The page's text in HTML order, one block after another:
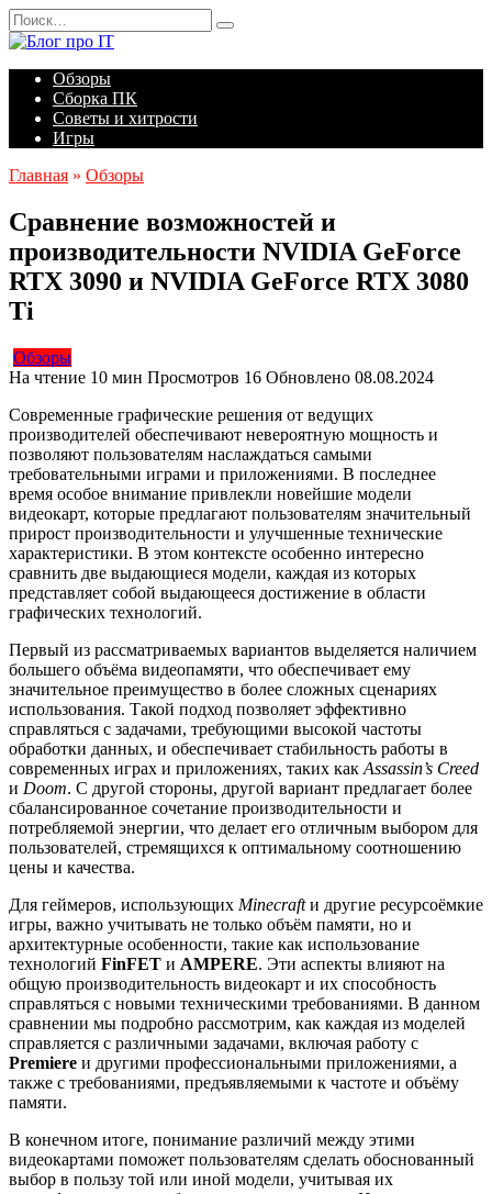
Перейти
к
содержанию
Search
for:
Обзоры
Сборка ПК
Советы и хитрости
Игры
Главная » Обзоры
Сравнение возможностей и
производительности NVIDIA GeForce
RTX 3090 и NVIDIA GeForce RTX 3080
Ti
Обзоры
На чтение 10 мин Просмотров 16 Обновлено 08.08.2024
Современные графические решения от ведущих
производителей обеспечивают невероятную мощность и
позволяют пользователям наслаждаться самыми
требовательными играми и приложениями. В последнее
время особое внимание привлекли новейшие модели
видеокарт, которые предлагают пользователям значительный
прирост производительности и улучшенные технические
характеристики. В этом контексте особенно интересно
сравнить две выдающиеся модели, каждая из которых
представляет собой выдающееся достижение в области
графических технологий.
Первый из рассматриваемых вариантов выделяется наличием
большего объёма видеопамяти, что обеспечивает ему
значительное преимущество в более сложных сценариях
использования. Такой подход позволяет эффективно
справляться с задачами, требующими высокой частоты
обработки данных, и обеспечивает стабильность работы в
современных играх и приложениях, таких как Assassin’s Creed
и Doom. С другой стороны, другой вариант предлагает более
сбалансированное сочетание производительности и
потребляемой энергии, что делает его отличным выбором для
пользователей, стремящихся к оптимальному соотношению
цены и качества.
Для геймеров, использующих Minecraftи другие ресурсоёмкие
игры, важно учитывать не только объём памяти, но и
архитектурные особенности, такие как использование
технологий FinFET и AMPERE. Эти аспекты влияют на
общую производительность видеокарт и их способность
справляться с новыми техническими требованиями. В данном
сравнении мы подробно рассмотрим, как каждая из моделей
справляется с различными задачами, включая работу с
Premiere и другими профессиональными приложениями, а
также с требованиями, предъявляемыми к частоте и объёму
памяти.
В конечном итоге, понимание различий между этими
видеокартами поможет пользователям сделать обоснованный
выбор в пользу той или иной модели, учитывая их